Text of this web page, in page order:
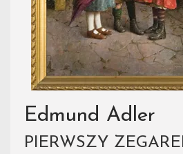
Edmund Adler
PIERWSZY